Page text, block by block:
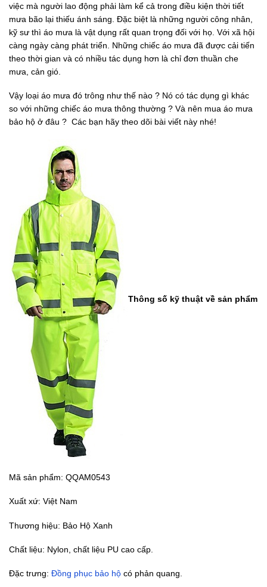
việc mà người lao động phải làm kể cả trong điều kiện thời tiết
mưa bão lại thiếu ánh sáng. Đặc biệt là những người công nhân,
kỹ sư thì áo mưa là vật dụng rất quan trọng đối với họ. Với xã hội
càng ngày càng phát triển. Những chiếc áo mưa đã được cải tiến
theo thời gian và có nhiều tác dụng hơn là chỉ đơn thuần che
mưa, cản gió.
Vậy loại áo mưa đó trông như thế nào ? Nó có tác dụng gì khác
so với những chiếc áo mưa thông thường ? Và nên mua áo mưa
bảo hộ ở đâu ? Các bạn hãy theo dõi bài viết này nhé!
Thông số kỹ thuật về sản phẩm
Mã sản phẩm: QQAM0543
Xuất xứ: Việt Nam
Thương hiệu: Bảo Hộ Xanh
Chất liệu: Nylon, chất liệu PU cao cấp.
Đặc trưng: Đồng phục bảo hộ có phản quang.